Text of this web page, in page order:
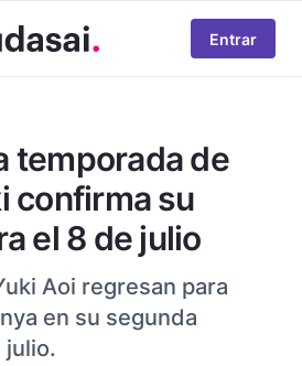
Entrar
temporada de
confirma su
el 8 de julio
Aoi regresan para
en su segunda
julio.